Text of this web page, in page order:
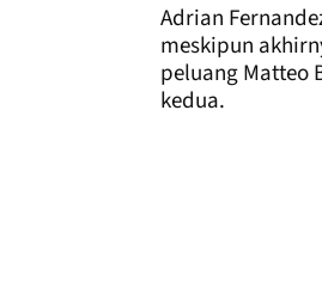
Adrian
meskipun
peluang Matteo
kedua.